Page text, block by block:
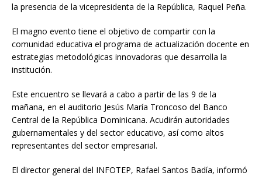
la presencia de la vicepresidenta de la República, Raquel Peña.
El magno evento tiene el objetivo de compartir con la
comunidad educativa el programa de actualización docente en
estrategias metodológicas innovadoras que desarrolla la
institución.
Este encuentro se llevará a cabo a partir de las 9 de la
mañana, en el auditorio Jesús María Troncoso del Banco
Central de la República Dominicana. Acudirán autoridades
gubernamentales y del sector educativo, así como altos
representantes del sector empresarial.
El director general del INFOTEP, Rafael Santos Badía, informó